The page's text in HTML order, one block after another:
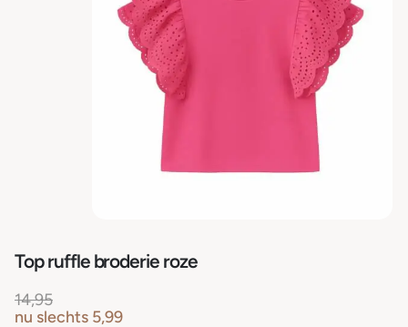
Top ruffle broderie roze
14,95
nu slechts 5,99